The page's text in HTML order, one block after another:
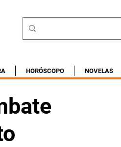
HORÓSCOPO NOVELAS